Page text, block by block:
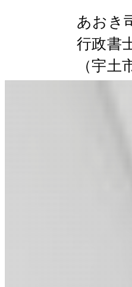
あおき
行政書
（宇土